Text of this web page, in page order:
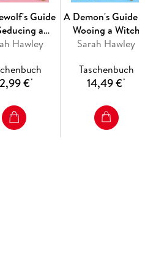
Guide
a
Hawley
€*
A Demon's Guide
Wooing a Witch
Sarah Hawley
Taschenbuch
14,49 €*